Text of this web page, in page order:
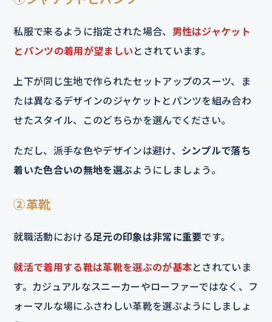
私服で来るように指定された場合、 男性はジャケット
とパンツの着用が望ましい とされています。
上下が同じ生地で作られたセットアップのスーツ、ま
たは異なるデザインのジャケットとパンツを組み合わ
せたスタイル、このどちらかを選んでください。
ただし、派手な色やデザインは避け、 シンプルで落ち
着いた色合いの無地を選ぶようにしましょう。
②革靴
就職活動における足元の印象は非常に重要です。
就活で着用する靴は革靴を選ぶのが基本とされていま
す。カジュアルなスニーカーやローファーではなく、フ
ォーマルな場にふさわしい革靴を選ぶようにしましょ